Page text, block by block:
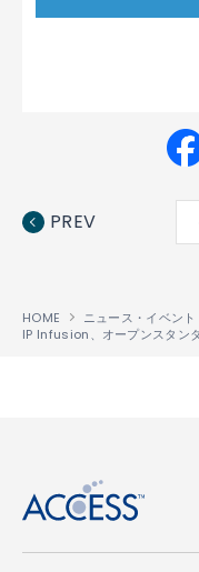
ebo
PREV
HOME ニュース・イベント